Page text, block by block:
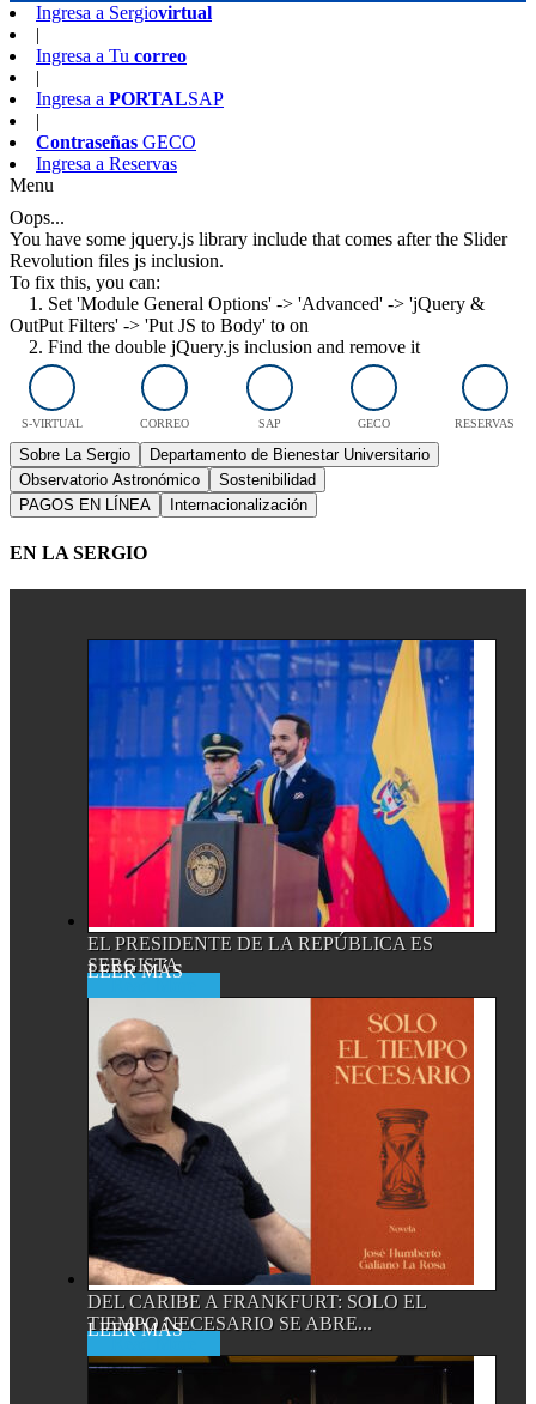
Ingresa a Sergiovirtual
|
Ingresa a Tu correo
|
Ingresa a PORTALSAP
|
Contraseñas GECO
Ingresa a Reservas
Menu
Oops...
You have some jquery.js library include that comes after the Slider
Revolution files js inclusion.
To fix this, you can:
1. Set 'Module General Options' -> 'Advanced' -> 'jQuery &
OutPut Filters' -> 'Put JS to Body' to on
2. Find the double jQuery.js inclusion and remove it
S-VIRTUAL CORREO SAP GECO RESERVAS
Sobre La Sergio
Departamento de Bienestar Universitario
Observatorio Astronómico
Sostenibilidad
PAGOS EN LÍNEA
Internacionalización
EN LA SERGIO
EL PRESIDENTE DE LA REPÚBLICA ES
SERGISTA
DEL CARIBE A FRANKFURT: SOLO EL
TIEMPO NECESARIO SE ABRE...